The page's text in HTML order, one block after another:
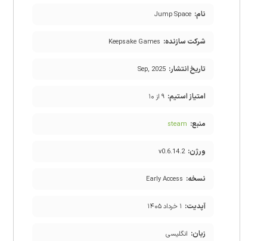
نام: Jump Space
شرکت سازنده: Keepsake Games
تاریخ انتشار: Sep, 2025
امتیاز استیم: ۹ از ۱۰
منبع: steam
ورژن: v0.6.14.2
نسخه: Early Access
آپدیت: ۱ خرداد ۱۴۰۵
زبان: انگلیسی